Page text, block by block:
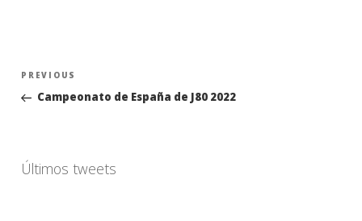
Navegación
entradas
Previous
Post
PREVIOUS
Campeonato de España de J80 2022
Últimos tweets